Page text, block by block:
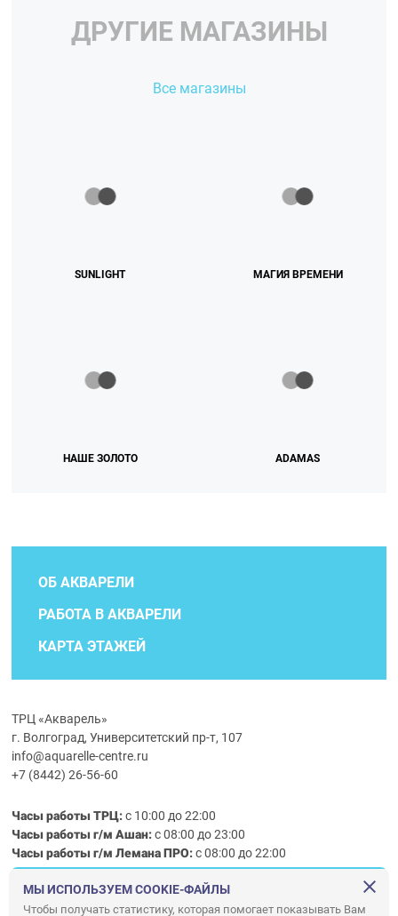
ДРУГИЕ МАГАЗИНЫ
Все магазины
SUNLIGHT МАГИЯ ВРЕМЕНИ
НАШЕ ЗОЛОТО ADAMAS
ОБ АКВАРЕЛИ
РАБОТА В АКВАРЕЛИ
КАРТА ЭТАЖЕЙ
ТРЦ «Акварель»
г. Волгоград, Университетский пр-т, 107
info@aquarelle-centre.ru
+7 (8442) 26-56-60
Часы работы ТРЦ:с 10:00 до 22:00
Часы работы г/м Ашан:с 08:00 до 23:00
Часы работыг/мЛемана ПРО:с 08:00 до 22:00
Правила посещения ТРЦ «Акварель»
МЫ ИСПОЛЬЗУЕМ COOKIE-ФАЙЛЫ
Чтобы получать статистику, которая помогает показывать Вам